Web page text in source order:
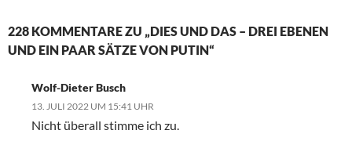
228 KOMMENTARE ZU „DIES UND DAS – DREI EBENEN
UND EIN PAAR SÄTZE VON PUTIN“
Wolf-Dieter Busch
13. JULI 2022 UM 15:41 UHR
Nicht überall stimme ich zu.